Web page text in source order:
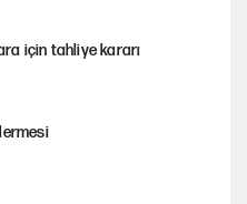
için tahliye kararı